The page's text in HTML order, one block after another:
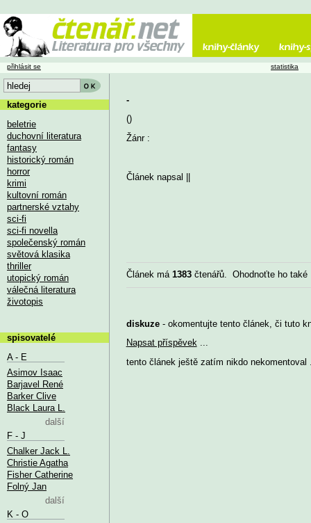
-
()
Žánr :
Článek napsal
Článek má 1383čtenářů. Ohodnoťte ho
diskuze- okomentujte tento článek, či tuto
Napsat příspěvek...
tento článek ještě zatím nikdo nekomentoval
přihlásit se statistika
kategorie
beletrie
duchovní literatura
fantasy
historický román
horror
krimi
kultovní román
partnerské vztahy
sci-fi
sci-fi novella
společenský román
světová klasika
thriller
utopický román
válečná literatura
životopis
spisovatelé
A - E
Asimov Isaac
Barjavel René
Barker Clive
Black Laura L.
další
F - J
Chalker Jack L.
Christie Agatha
Fisher Catherine
Folný Jan
další
K - O